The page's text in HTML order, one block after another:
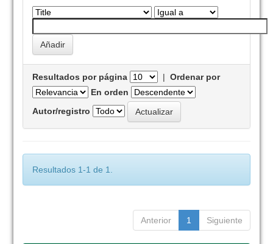
Resultados por página |Ordenar por
En orden
Autor/registro
Resultados 1-1 de 1.
Anterior 1 Siguiente